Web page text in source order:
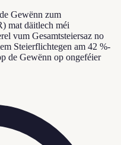
Gewënn zum
mat däitlech méi
vum Gesamtsteiersaz no
Steierflichtegen am 42 %-
de Gewënn op ongeféier